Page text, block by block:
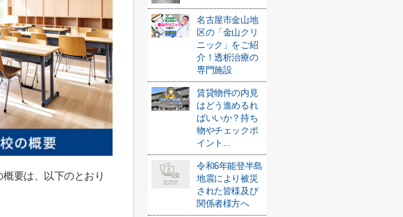
要は、以下のとおり
名古屋市金山地
区の「金山クリ
ニック」をご紹
介！透析治療の
専門施設
賃貸物件の内見
はどう進めるれ
ばいいか？持ち
物やチェックポ
イント...
令和6年能登半島
地震により被災
された皆様及び
関係者様方へ